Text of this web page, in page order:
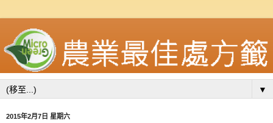
▼
2015年2月7日 星期六